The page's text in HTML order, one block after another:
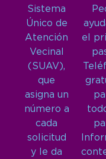
Sistema
Único de
Atención
Vecinal
(SUAV),
que
asigna un
número a
cada
solicitud
y le da
el